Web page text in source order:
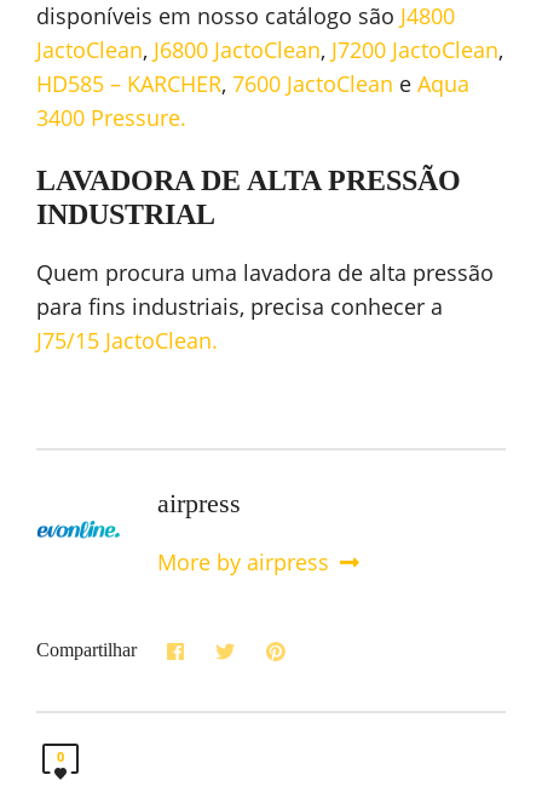
disponíveis em nosso catálogo são J4800
JactoClean, J6800 JactoClean, J7200 JactoClean,
HD585 – KARCHER, 7600 JactoClean e Aqua
3400 Pressure.
LAVADORA DE ALTA PRESSÃO
INDUSTRIAL
Quem procura uma lavadora de alta pressão
para fins industriais, precisa conhecer a
J75/15 JactoClean.
airpress
More by airpress
Compartilhar
0